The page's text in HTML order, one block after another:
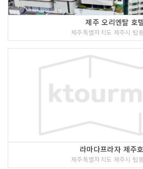
제주 오리엔탈 호
제주특별자치도 제주시 탑
라마다프라자 제주
제주특별자치도 제주시 탑